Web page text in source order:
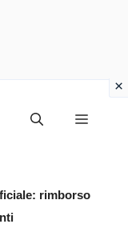
Menu
rimborso